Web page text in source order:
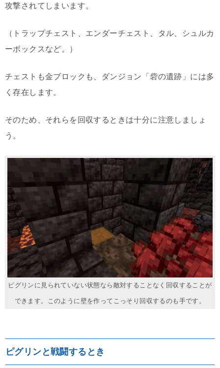
攻撃されてしまいます。
（トラップチェスト、エンダーチェスト、タル、シュルカ
ーボックスなど。）
チェストも金ブロックも、ダンジョン「砦の遺跡」には多
く存在します。
そのため、それらを回収するときは十分に注意しましょ
う。
ピグリンに見られていない状態なら敵対することなく回収することが
できます。このように壁を作ってこっそり回収するのも手です。
ピグリンと戦闘するとき